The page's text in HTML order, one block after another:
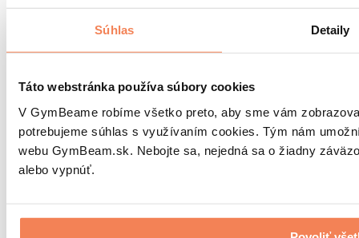
Súhlas Detaily
Táto webstránka používa súbory cookies
V GymBeame robíme všetko preto, aby sme vám
potrebujeme súhlas s využívaním cookies. Tým nám
webu GymBeam.sk. Nebojte sa, nejedná sa o žiadny
alebo vypnúť.
Tašky a batohy
Tašky na jedlo a príslušenstvo
Pomôcky podľa aktivity
Beh
Bojové športy
Cyklistika
Joga a pilates
Otužovanie